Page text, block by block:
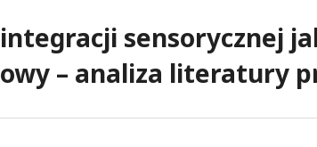
sensorycznej
– analiza literatury